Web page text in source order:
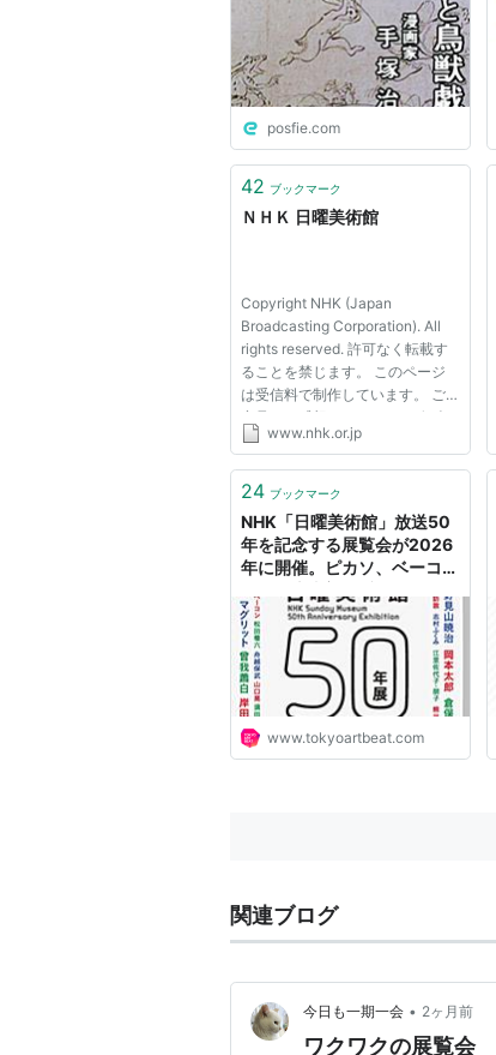
posfie.com
42 ブックマーク
ＮＨＫ 日曜美術館
Copyright NHK (Japan
Broadcasting Corporation). All
rights reserved. 許可なく転載す
ることを禁じます。 このページ
は受信料で制作しています。 ご
意見・ご感想 NHKにおける個人
情報保護について NHK著作権保
利用規約
www.nhk.or.jp
24 ブックマーク
NHK「日曜美術館」放送50
年を記念する展覧会が2026
年に開催。ピカソ、ベーコ
100点以上の“美”が集う
www.tokyoartbeat.com
関連ブログ
今日も一期一会 • 2ヶ月前
ワクワクの展覧会